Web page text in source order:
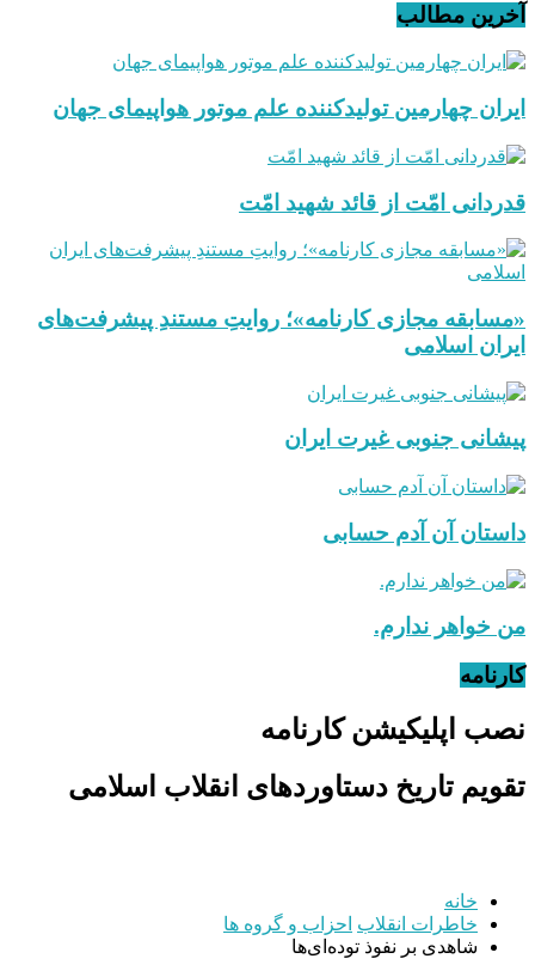
آخرین مطالب
ایران چهارمین تولیدکننده علم موتور هواپیمای جهان
قدردانی امّت از قائد شهید امّت
«مسابقه مجازی کارنامه»؛ روایتِ مستندِ پیشرفت‌های
ایران اسلامی
پیشانی جنوبی غیرت ایران
داستان آن آدم حسابی
من خواهر ندارم.
کارنامه
نصب اپلیکیشن کارنامه
تقویم تاریخ دستاوردهای انقلاب اسلامی
خانه
خاطرات انقلاب احزاب و گروه ها
شاهدی بر نفوذ توده‌ای‌ها